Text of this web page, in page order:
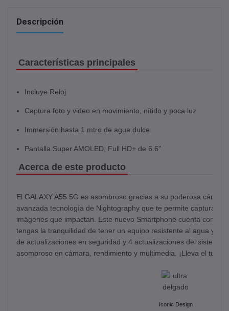
Descripción
Características principales
Incluye Reloj
Captura foto y video en movimiento, nítido y poca luz
Immersión hasta 1 mtro de agua dulce
Pantalla Super AMOLED, Full HD+ de 6.6"
Acerca de este producto
El GALAXY A55 5G es asombroso gracias a su poderosa
avanzada tecnología de Nightography que te permite capturar
imágenes que impactan. Este nuevo Smartphone cuenta con
tengas la tranquilidad de tener un equipo resistente al agua y al
de actualizaciones en seguridad y 4 actualizaciones del sistema
asombroso en cámara, rendimiento y multimedia. ¡Lleva el tuyo!
Iconic Design